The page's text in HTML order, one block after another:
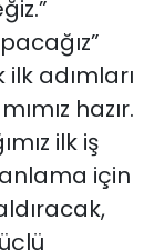
adımları
hazır.
ilk iş
için